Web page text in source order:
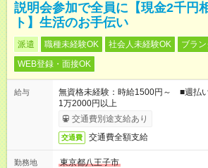
説明会参加で全員に【現金2千円
ト】生活のお手伝い
派遣 職種未経験OK 社会人未経験OK
ブラ
WEB登録・面接OK
給与
無資格未経験：時給1500円～ ■週
1万2000円以上
交通費別途支給あり
交通費 交通費全額支給
勤務地
東京都八王子市